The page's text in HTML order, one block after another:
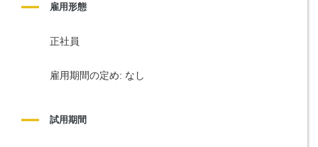
雇用形態
正社員
雇用期間の定め: なし
試用期間